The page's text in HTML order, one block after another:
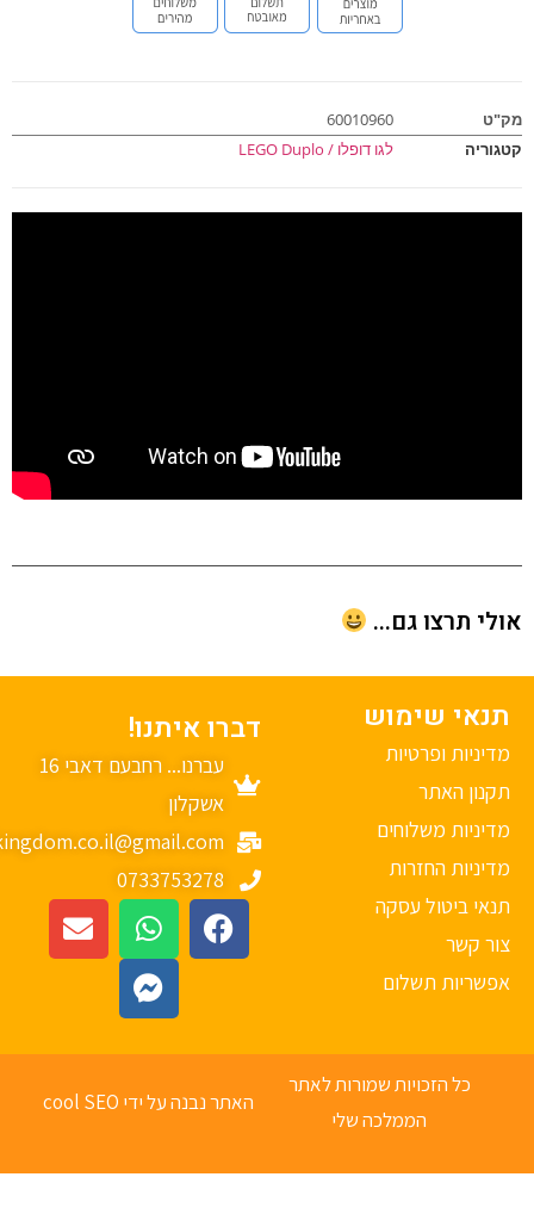
60010960
לגו דופלו / LEGO Duplo
תרצו גם...
שימוש
ופרטיות
האתר
משלוחים
החזרות
ביטול עסקה
קשר
תשלום
דברו איתנו!
עברנו... רחבעם דאבי 16
אשקלון
mykingdom.co.il@gmail.com
0733753278
כל הזכויות שמורות לאתר
הממלכה שלי
האתר נבנה על ידי cool SEO